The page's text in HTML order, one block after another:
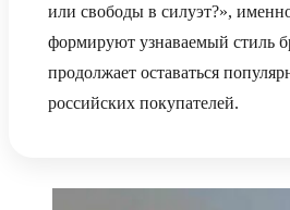
или свободы в силуэт?»,
формируют узнаваемый стиль
продолжает оставаться
российских покупателей.